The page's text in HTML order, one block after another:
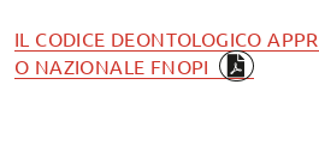
IL CODICE DEONTOLOGICO
O NAZIONALE FNOPI